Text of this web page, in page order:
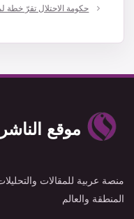
حكومة الاحتلال تقرّ
موقع الناشر
منصة عربية للمقالات
المنطقة والعالم